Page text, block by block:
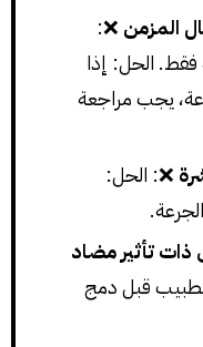
المزمن ❌:
الحل: إذا
أكثر من 48 ساعة، يجب مراجعة
❌: الحل:
ذات تأثير مضاد
قبل دمج